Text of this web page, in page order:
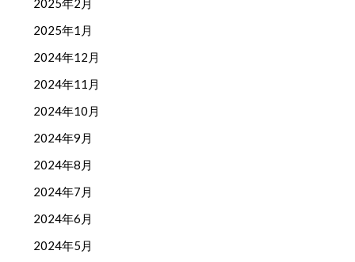
2025年2月
2025年1月
2024年12月
2024年11月
2024年10月
2024年9月
2024年8月
2024年7月
2024年6月
2024年5月